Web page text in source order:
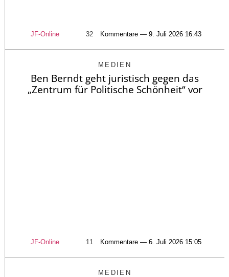
JF-Online 32 Kommentare — 9. Juli 2026 16:43
MEDIEN
Ben Berndt geht juristisch gegen das
„Zentrum für Politische Schönheit“ vor
JF-Online 11 Kommentare — 6. Juli 2026 15:05
MEDIEN